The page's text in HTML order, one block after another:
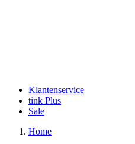
Klantenservice
tink Plus
Sale
Home